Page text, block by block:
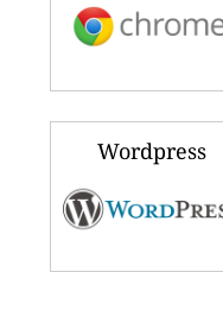
Wordpress